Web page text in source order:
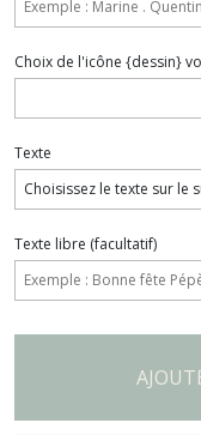
Choix de l'icône {dessin}
Texte
Texte libre (facultatif)